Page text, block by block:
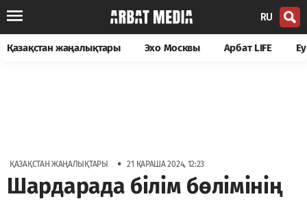
RU
Қазақстан жаңалықтары Эхо Москвы Арбат LIFE
ҚАЗАҚСТАН ЖАҢАЛЫҚТАРЫ • 21 ҚАРАША 2024, 12:23
Шардарада білім бөлімінің